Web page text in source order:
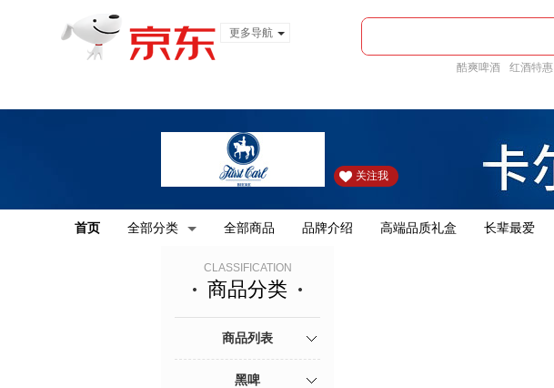
更多导航
酷爽啤酒 红酒特惠
关注我
首页 全部分类 全部商品 品牌介绍 高端品质礼盒 长辈最爱
CLASSIFICATION
商品分类
商品列表
黑啤